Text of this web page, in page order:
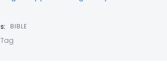
BIBLE